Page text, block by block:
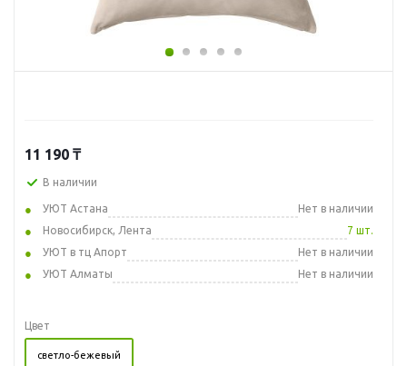
11 190 ₸
В наличии
УЮТ Астана
Нет в наличии
Новосибирск, Лента
7 шт.
УЮТ в тц Апорт
Нет в наличии
УЮТ Алматы
Нет в наличии
Цвет
светло-бежевый